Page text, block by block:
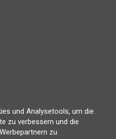
und Analysetools, um die
zu verbessern und die
zu